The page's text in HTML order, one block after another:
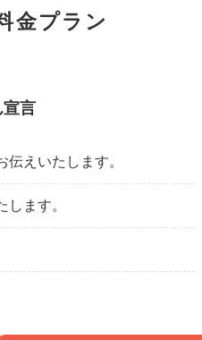
金プラン
宣言
えいたします。
ます。